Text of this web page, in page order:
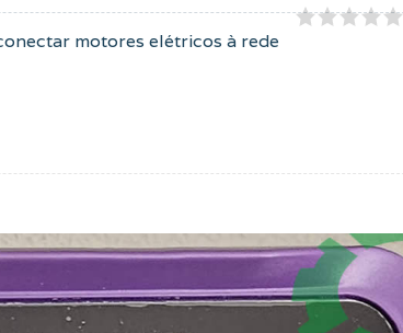
motores elétricos à rede